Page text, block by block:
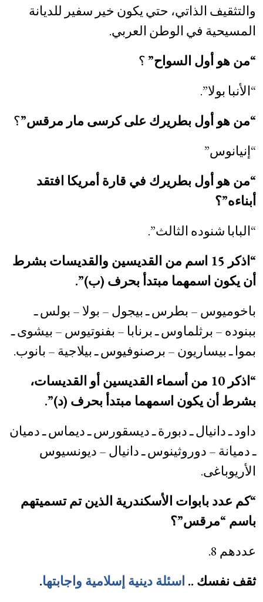
والتثقيف الذاتي، حتي يكون خير سفير للديانة
المسيحية في الوطن العربي.
“من هو أول السواح”؟
“الأنبا بولا”.
“من هو أول بطريرك على كرسى مار مرقس”؟
“إنيانوس”
“من هو أول بطريرك في قارة أمريكا افتقد
أبناءه”؟
“البابا شنوده الثالث”.
“اذكر 15 اسم من القديسين والقديسات بشرط
أن يكون اسمهما مبتدأ بحرف (ب)”.
باخوميوس – بطرس ـ بيجول – بولا – بولس ـ
ببنوده – برثلماوس ـ برنابا – بفنوتيوس – بيشوى ـ
بموا ـ بيساريون – برصنوفيوس ـ بيلاجية – بانوب.
“اذكر 10 من أسماء القديسين أو القديسات،
بشرط أن يكون اسمهما مبتدأ بحرف (د)”.
داود ـ دانيال ـ دبورة ـ ديسقورس ـ ديماس ـ دميان
ـ دميانة – دوروثينوس ـ دانيال – ديونسيوس
الأريوباغى.
“كم عدد بابوات الأسكندرية الذين تم تسميتهم
باسم “مرقس”؟
عددهم 8.
ثقف نفسك ..اسئلة دينية إسلامية واجابتها.